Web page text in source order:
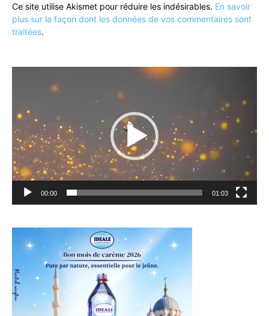
Ce site utilise Akismet pour réduire les indésirables. En savoir
plus sur la façon dont les données de vos commentaires sont
traitées.
00:00 01:03